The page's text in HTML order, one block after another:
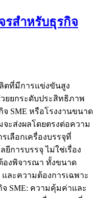
รสำหรับธุรกิจ
ตที่มีการแข่งขันสูง
ยยกระดับประสิทธิภาพ
SME หรือโรงงานขนาด
จะส่งผลโดยตรงต่อความ
เลือกเครื่องบรรจุที่
ยีการบรรจุ ไม่ใช่เรื่อง
องพิจารณา ทั้งขนาด
ละความต้องการเฉพาะ
SME: ความคุ้มค่าและ